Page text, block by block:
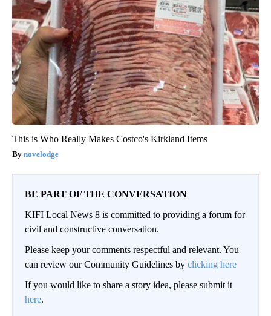
This is Who Really Makes Costco's Kirkland Items
novelodge
BE PART OF THE CONVERSATION
KIFI Local News 8 is committed to providing a forum for
civil and constructive conversation.
Please keep your comments respectful and relevant. You
can review our Community Guidelines by clicking here
If you would like to share a story idea, please submit it
here.